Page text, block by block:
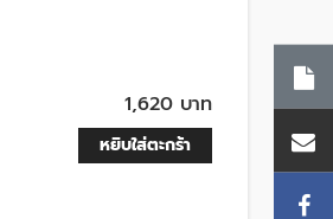
1,620 บาท
หยิบใส่ตะกร้า